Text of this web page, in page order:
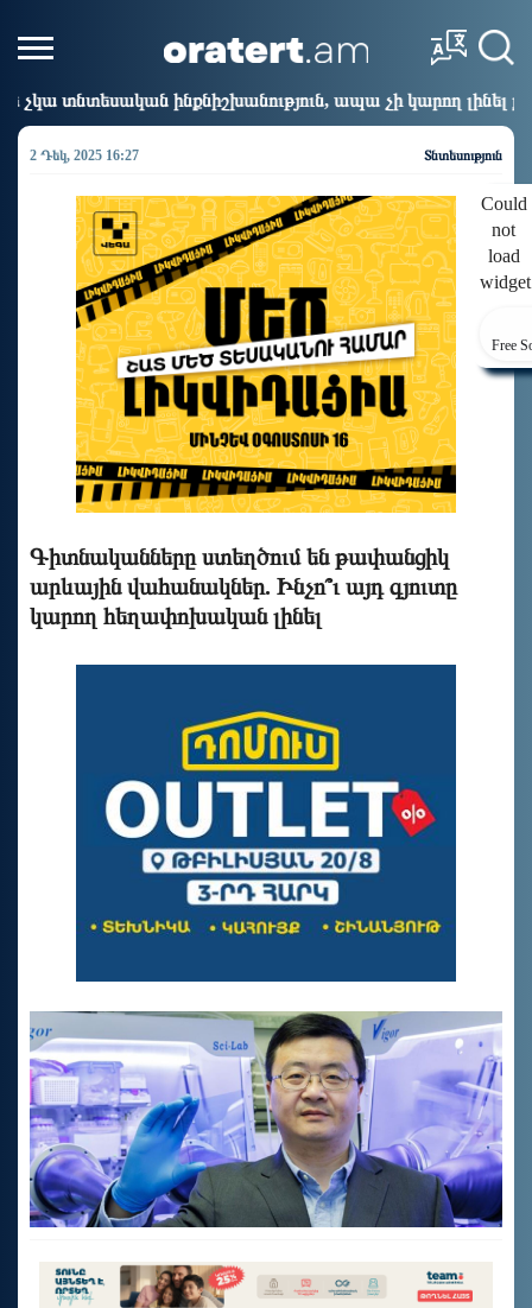
ապա չի կարող լինել քաղաքական
2 Դեկ, 2025 16:27 Տնտեսություն
Could
not
load
Free
Գիտնականները ստեղծում են թափանցիկ
արևային վահանակներ. Ինչո՞ւ այդ գյուտը
կարող հեղափոխական լինել